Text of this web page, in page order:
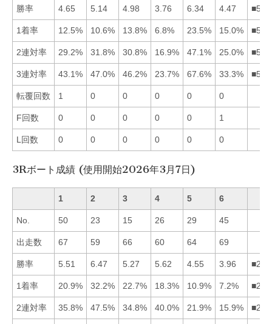
勝率 4.65 5.14 4.98 3.76 6.34 4.47
1着率 12.5% 10.6% 13.8% 6.8% 23.5% 15.0%
2連対率 29.2% 31.8% 30.8% 16.9% 47.1% 25.0%
3連対率 43.1% 47.0% 46.2% 23.7% 67.6% 33.3%
転覆回数 1 0 0 0 0 0
F回数 0 0 0 0 0 1
L回数 0 0 0 0 0 0
3Rボート成績 (使用開始2026年3月7日)
1 2 3 4 5 6
No. 50 23 15 26 29 45
出走数 67 59 66 60 64 69
勝率 5.51 6.47 5.27 5.62 4.55 3.96
1着率 20.9% 32.2% 22.7% 18.3% 10.9% 7.2%
2連対率 35.8% 47.5% 34.8% 40.0% 21.9% 15.9%